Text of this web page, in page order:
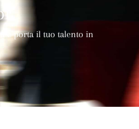
e porta il tuo talento in